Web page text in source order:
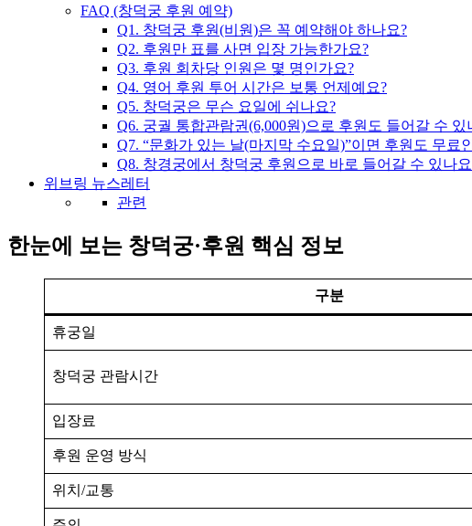
FAQ (창덕궁 후원 예약)
Q1. 창덕궁 후원(비원)은 꼭 예약해야 하나요?
Q2. 후원만 표를 사면 입장 가능한가요?
Q3. 후원 회차당 인원은 몇 명인가요?
Q4. 영어 후원 투어 시간은 보통 언제예요?
Q5. 창덕궁은 무슨 요일에 쉬나요?
Q6. 궁궐 통합관람권(6,000원)으로 후원도 들어갈 수 있
Q7. “문화가 있는 날(마지막 수요일)”이면 후원도 무료
Q8. 창경궁에서 창덕궁 후원으로 바로 들어갈 수 있나
위브링 뉴스레터
관련
한눈에 보는 창덕궁·후원 핵심 정보
구분
휴궁일
창덕궁 관람시간
입장료
후원 운영 방식
위치/교통